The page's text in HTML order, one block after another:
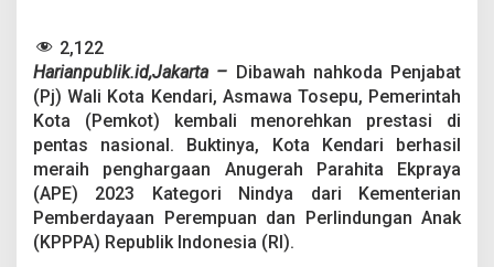
e
k
K
e
d
a
2,122
Harianpublik.id,Jakarta – Dibawah nahkoda Penjabat
(Pj) Wali Kota Kendari, Asmawa Tosepu, Pemerintah
Kota (Pemkot) kembali menorehkan prestasi di
pentas nasional. Buktinya, Kota Kendari berhasil
meraih penghargaan Anugerah Parahita Ekpraya
(APE) 2023 Kategori Nindya dari Kementerian
Pemberdayaan Perempuan dan Perlindungan Anak
(KPPPA) Republik Indonesia (RI).